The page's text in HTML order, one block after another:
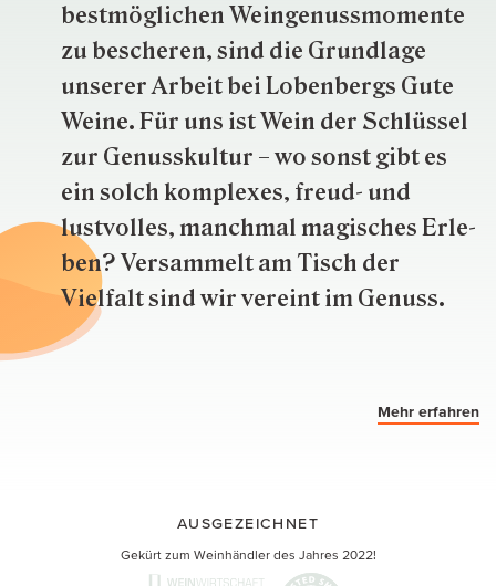
best­mög­lich­en Wein­genuss­momente
zu besche­ren, sind die Grund­lage
unserer Arbeit bei Lobenbergs Gute
Weine. Für uns ist Wein der Schlüs­sel
zur Genuss­kultur – wo sonst gibt es
ein solch kom­plexes, freud- und
lustvolles, manchmal ma­gisch­es Er­le­
ben? Versammelt am Tisch der
Vielfalt sind wir ver­eint im Genuss.
Mehr erfahren
AUSGEZEICHNET
Gekürt zum Weinhändler des Jahres 2022!